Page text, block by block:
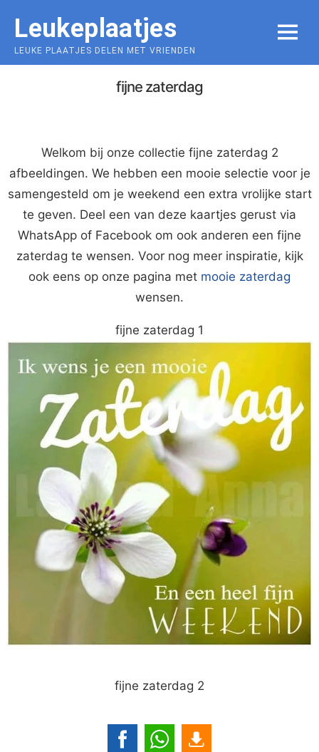
content
Leukeplaatjes
LEUKE PLAATJES DELEN MET VRIENDEN
MENU
fijne zaterdag
Welkom bij onze collectie fijne zaterdag 2
afbeeldingen. We hebben een mooie selectie voor je
samengesteld om je weekend een extra vrolijke start
te geven. Deel een van deze kaartjes gerust via
WhatsApp of Facebook om ook anderen een fijne
zaterdag te wensen. Voor nog meer inspiratie, kijk
ook eens op onze pagina met mooie zaterdag
wensen.
fijne zaterdag 1
fijne zaterdag 2